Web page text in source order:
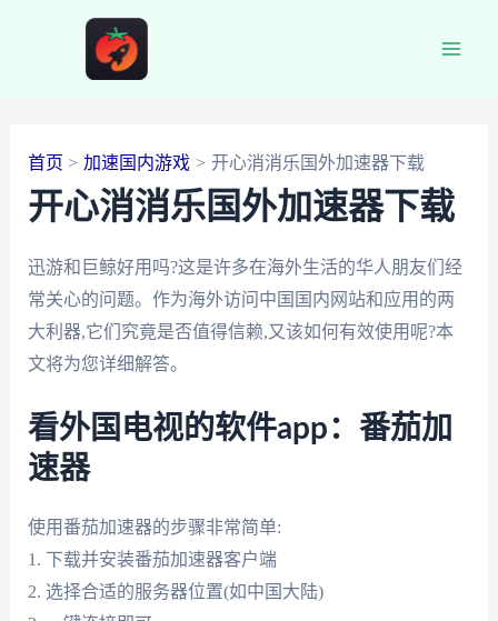
首页 加速国内游戏 开心消消乐国外加速器下载
开心消消乐国外加速器下载
迅游和巨鲸好用吗?这是许多在海外生活的华人朋友们经
常关心的问题。作为海外访问中国国内网站和应用的两
大利器,它们究竟是否值得信赖,又该如何有效使用呢?本
文将为您详细解答。
看外国电视的软件app：番茄加
速器
使用番茄加速器的步骤非常简单:
1. 下载并安装番茄加速器客户端
2. 选择合适的服务器位置(如中国大陆)